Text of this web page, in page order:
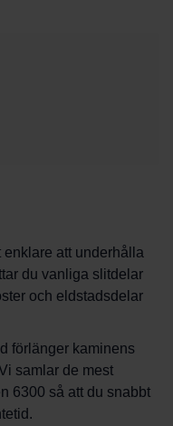
att underhålla
du vanliga slitdelar
och eldstadsdelar
förlänger kaminens
samlar de mest
6300 så att du snabbt